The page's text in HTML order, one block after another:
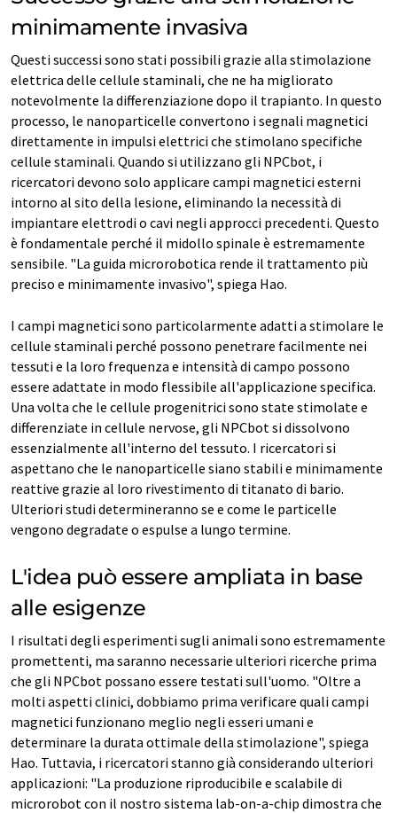
minimamente invasiva
Questi successi sono stati possibili grazie alla stimolazione
elettrica delle cellule staminali, che ne ha migliorato
notevolmente la differenziazione dopo il trapianto. In questo
processo, le nanoparticelle convertono i segnali magnetici
direttamente in impulsi elettrici che stimolano specifiche
cellule staminali. Quando si utilizzano gli NPCbot, i
ricercatori devono solo applicare campi magnetici esterni
intorno al sito della lesione, eliminando la necessità di
impiantare elettrodi o cavi negli approcci precedenti. Questo
è fondamentale perché il midollo spinale è estremamente
sensibile. "La guida microrobotica rende il trattamento più
preciso e minimamente invasivo", spiega Hao.
I campi magnetici sono particolarmente adatti a stimolare le
cellule staminali perché possono penetrare facilmente nei
tessuti e la loro frequenza e intensità di campo possono
essere adattate in modo flessibile all'applicazione specifica.
Una volta che le cellule progenitrici sono state stimolate e
differenziate in cellule nervose, gli NPCbot si dissolvono
essenzialmente all'interno del tessuto. I ricercatori si
aspettano che le nanoparticelle siano stabili e minimamente
reattive grazie al loro rivestimento di titanato di bario.
Ulteriori studi determineranno se e come le particelle
vengono degradate o espulse a lungo termine.
L'idea può essere ampliata in base
alle esigenze
I risultati degli esperimenti sugli animali sono estremamente
promettenti, ma saranno necessarie ulteriori ricerche prima
che gli NPCbot possano essere testati sull'uomo. "Oltre a
molti aspetti clinici, dobbiamo prima verificare quali campi
magnetici funzionano meglio negli esseri umani e
determinare la durata ottimale della stimolazione", spiega
Hao. Tuttavia, i ricercatori stanno già considerando ulteriori
applicazioni: "La produzione riproducibile e scalabile di
microrobot con il nostro sistema lab-on-a-chip dimostra che